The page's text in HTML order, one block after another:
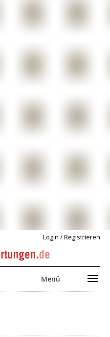
Login / Registrieren
Menü